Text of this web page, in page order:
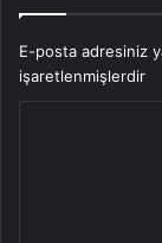
E-posta adresiniz
işaretlenmişlerdir